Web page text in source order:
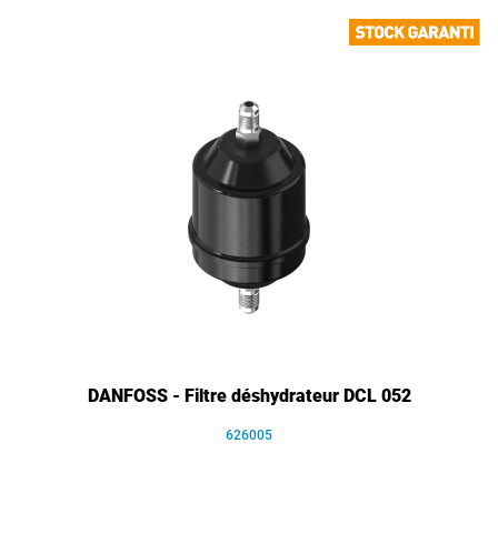
DANFOSS - Filtre déshydrateur DCL 052
626005